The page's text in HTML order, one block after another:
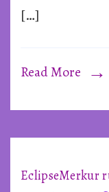
[…]
Read More
EclipseMerkur